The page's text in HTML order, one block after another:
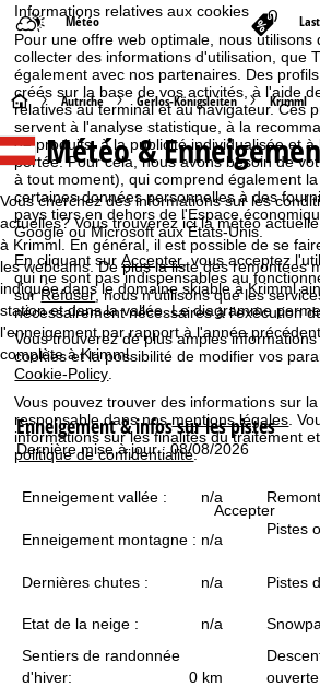
Informations relatives aux cookies
Pour une offre web optimale, nous utilisons
collecter des informations d'utilisation, que
également avec nos partenaires. Des
créés sur la base de vos activités, à l'aide
relatives au terminal et au navigateur. Ces
servent à l'analyse statistique, à la
de produits, à la publicité individualisée et à
portée. Pour cela, nous avons besoin de
à tout moment), qui comprend également
certaines données personnelles à des
pays tiers en dehors de l'Espace
Google ou Microsoft aux États-Unis.
En cliquant surAccepter , vous acceptez
qui ne sont pas indispensables au
surRefuser, nous n'utilisons que les
nécessairement nécessaires à l'exécution
Vous trouverez de plus amples
cookies et la possibilité de modifier vos
Cookie-Policy
Vous pouvez trouver des informations sur
responsable dans nosmentions légales .
informations sur les finalités du traitement
politique de confidentialité.
Accepter
Météo
P
a
g
e
d
'
a
c
c
u
e
i
Autriche Gerlos-Königsleiten Krimml
Météo &
Vous cherchez des informations sur les
actuelles? Vous trouverez ici la météo
à Krimml. En général, il est possible de se
les webcams. De plus la liste des remontées
indiquée dans le domaine skiable à Krimml
station et dans la vallée. Le diagramme
l'enneigement par rapport à l'année
complète à Krimml.
Enneigement & infos sur les pistes
Dernière mise à jour : 08/08/2026
Enneigement vallée : n/a
Enneigement montagne : n/a
Pistes
Dernières chutes :
n/a Pistes
Etat de la neige : n/a
Sentiers de randonnée
d'hiver:
0 km